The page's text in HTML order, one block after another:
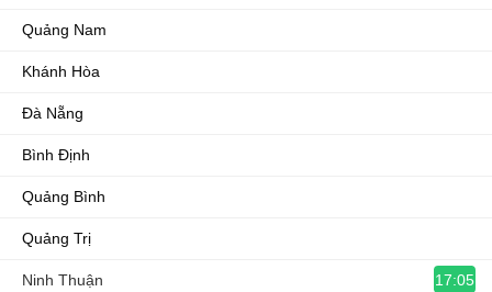
Quảng Nam
Khánh Hòa
Đà Nẵng
Bình Định
Quảng Bình
Quảng Trị
Ninh Thuận 17:05